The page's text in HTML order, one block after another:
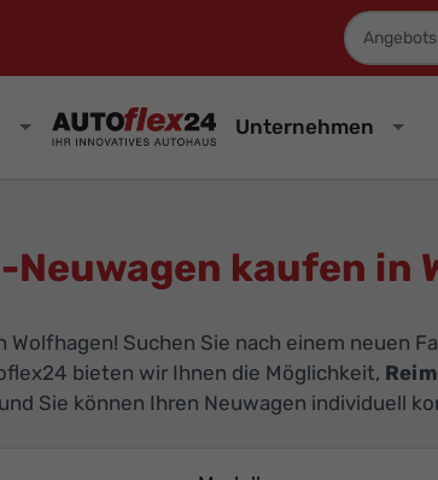
Unternehmen
Neuwagen kaufen in
Suchen Sie nach einem neuen
bieten wir Ihnen die Möglichkeit,
Sie können Ihren Neuwagen individuell